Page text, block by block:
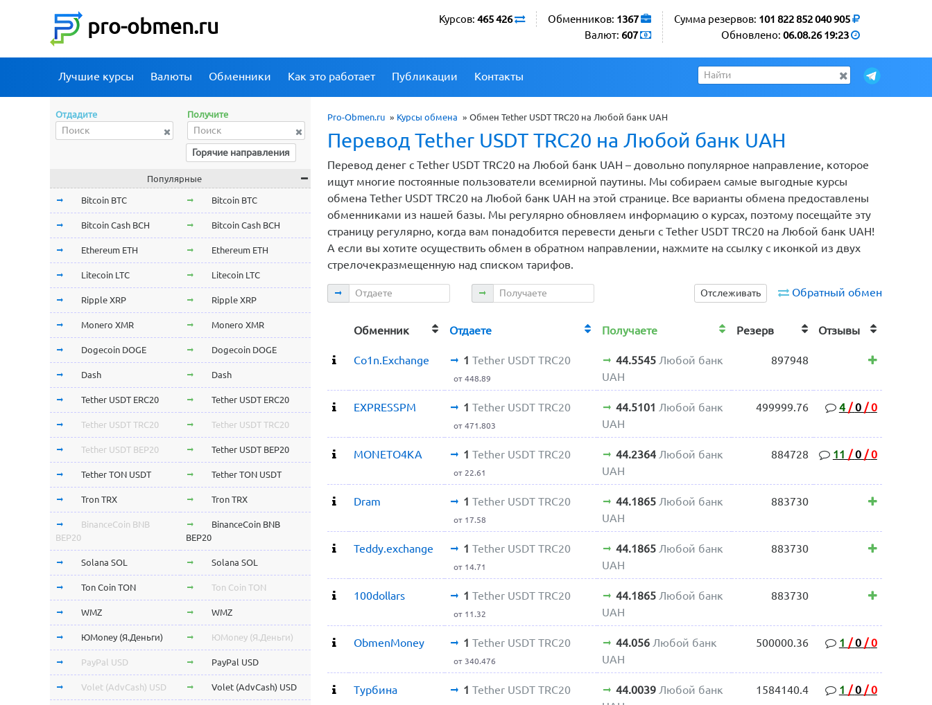
pro-obmen.ru Сумма резервов: 101 822 852 040 905
Обновлено: 06.08.26 19:23
Обменников: 1367
Валют: 607
Курсов: 465 426
Лучшие курсы Валюты Обменники Как это работает Публикации Контакты
Pro-Obmen.ru » Курсы обмена » Обмен Tether USDT TRC20 на Любой банк UAH
Перевод Tether USDT TRC20 на Любой банк UAH
Перевод денег с Tether USDT TRC20 на Любой банк UAH – довольно популярное направление, которое
ищут многие постоянные пользователи всемирной паутины. Мы собираем самые выгодные курсы
обмена Tether USDT TRC20 на Любой банк UAH на этой странице. Все варианты обмена предоставлены
обменниками из нашей базы. Мы регулярно обновляем информацию о курсах, поэтому посещайте эту
страницу регулярно, когда вам понадобится перевести деньги с Tether USDT TRC20 на Любой банк UAH!
А если вы хотите осуществить обмен в обратном направлении, нажмите на ссылку с иконкой из двух
стрелочекразмещенную над списком тарифов.
Обратный обмен
Отслеживать
Отдаете Получаете
Обменник Отдаете Получаете Резерв Отзывы
Co1n.Exchange 1 Tether USDT TRC20
от 448.89
44.5545 Любой банк
UAH
897948
EXPRESSPM 1 Tether USDT TRC20
от 471.803
44.5101 Любой банк
UAH
499999.76 4 / 0 / 0
MONETO4KA 1 Tether USDT TRC20
от 22.61
44.2364 Любой банк
UAH
884728 11 / 0 / 0
Dram 1 Tether USDT TRC20
от 17.58
44.1865 Любой банк
UAH
883730
Teddy.exchange 1 Tether USDT TRC20
от 14.71
44.1865 Любой банк
UAH
883730
100dollars 1 Tether USDT TRC20
от 11.32
44.1865 Любой банк
UAH
883730
ObmenMoney 1 Tether USDT TRC20
от 340.476
44.056 Любой банк
UAH
500000.36 1 / 0 / 0
Турбина 1 Tether USDT TRC20 44.0039 Любой банк
1584140.4 1 / 0 / 0
Отдадите Получите
Горячие направления
Популярные
Bitcoin BTC Bitcoin BTC
Bitcoin Cash BCH Bitcoin Cash BCH
Ethereum ETH Ethereum ETH
Litecoin LTC Litecoin LTC
Ripple XRP Ripple XRP
Monero XMR Monero XMR
Dogecoin DOGE Dogecoin DOGE
Dash Dash
Tether USDT ERC20 Tether USDT ERC20
Tether USDT TRC20 Tether USDT TRC20
Tether USDT BEP20 Tether USDT BEP20
Tether TON USDT Tether TON USDT
Tron TRX Tron TRX
BinanceCoin BNB
BEP20
BinanceCoin BNB
BEP20
Solana SOL Solana SOL
Ton Coin TON Ton Coin TON
WMZ WMZ
ЮMoney (Я.Деньги) ЮMoney (Я.Деньги)
PayPal USD PayPal USD
Volet (AdvCash) USD Volet (AdvCash) USD